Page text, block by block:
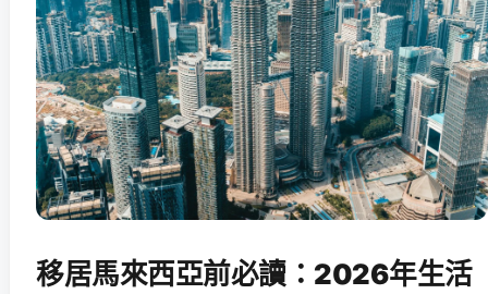
移居馬來西亞前必讀：2026年生活